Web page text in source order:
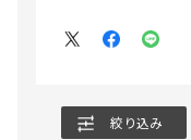
絞り込み